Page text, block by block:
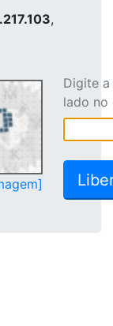
,
Digite
lado no